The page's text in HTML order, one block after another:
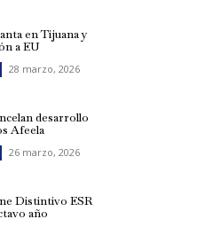
en Tijuana y
a EU
28 marzo, 2026
desarrollo
Afeela
26 marzo, 2026
Distintivo ESR
año